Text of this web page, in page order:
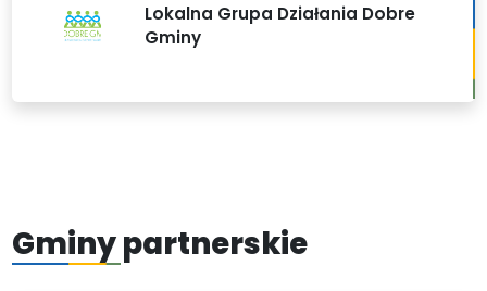
Lokalna Grupa Działania Dobre
Gminy
Gminy partnerskie